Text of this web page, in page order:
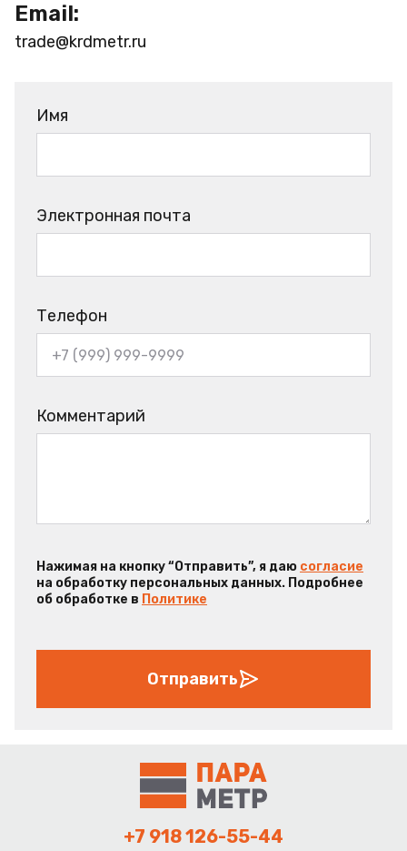
Email:
trade@krdmetr.ru
Имя
Электронная почта
Телефон
Комментарий
Нажимая на кнопку “Отправить”, я даю согласие
на обработку персональных данных. Подробнее
об обработке в Политике
Отправить
+7 918 126-55-44